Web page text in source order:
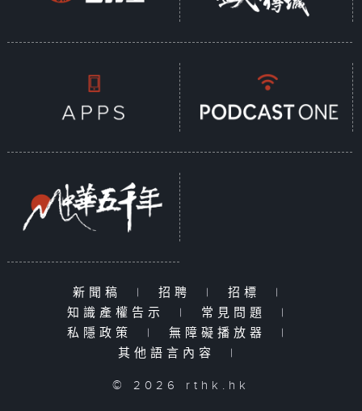
新聞稿 | 招聘 | 招標
|
知識產權告示
| 常見問題
|
私隱政策
| 無障礙播放器
|
其他語言內容
|
© 2026 rthk.hk